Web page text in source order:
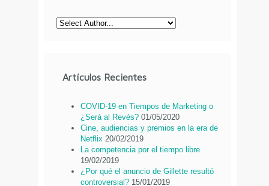
Artículos Recientes
COVID-19 en Tiempos de Marketing o
¿Será al Revés? 01/05/2020
Cine, audiencias y premios en la era de
Netflix 20/02/2019
La competencia por el tiempo libre
19/02/2019
¿Por qué el anuncio de Gillette resultó
controversial? 15/01/2019